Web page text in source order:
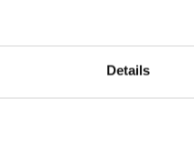
Details